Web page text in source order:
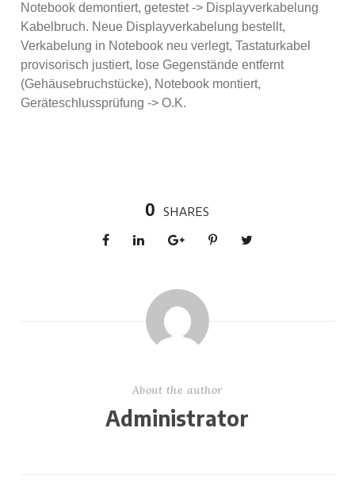
Notebook demontiert, getestet -> Displayverkabelung
Kabelbruch. Neue Displayverkabelung bestellt,
Verkabelung in Notebook neu verlegt, Tastaturkabel
provisorisch justiert, lose Gegenstände entfernt
(Gehäusebruchstücke), Notebook montiert,
Geräteschlussprüfung -> O.K.
0 SHARES
About the author
Administrator